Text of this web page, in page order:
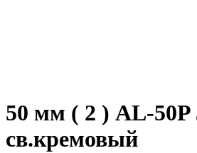
50 мм ( 2 ) AL-
св.кремовый